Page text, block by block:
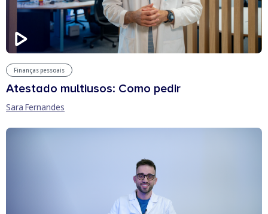
Finanças pessoais
Atestado multiusos: Como pedir
Sara Fernandes